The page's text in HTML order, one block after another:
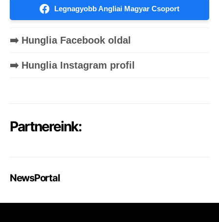
Legnagyobb Angliai Magyar Csoport
➡️ Hunglia Facebook oldal
➡️ Hunglia Instagram profil
Partnereink:
NewsPortal